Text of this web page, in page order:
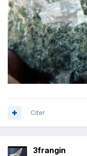
Citer
3frangin